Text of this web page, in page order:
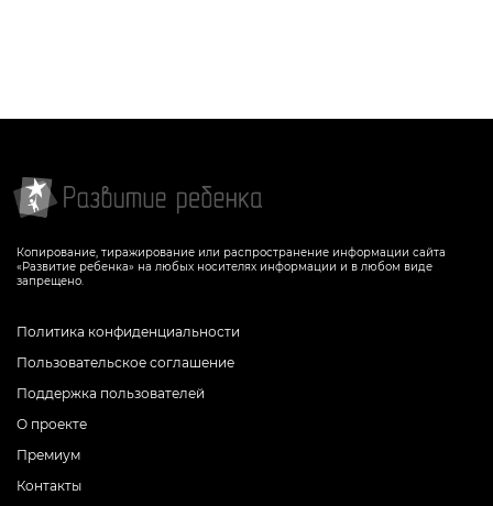
Копирование, тиражирование или распространение информации сайта
«Развитие ребенка» на любых носителях информации и в любом виде
запрещено.
Политика конфиденциальности
Пользовательское соглашение
Поддержка пользователей
О проекте
Премиум
Контакты